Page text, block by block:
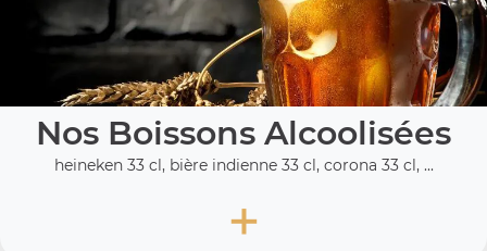
Nos Boissons Alcoolisées
heineken 33 cl, bière indienne 33 cl, corona 33 cl, ...
+